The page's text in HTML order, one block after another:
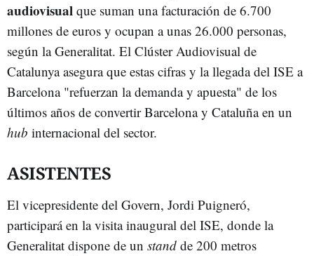
audiovisual que suman una facturación de 6.700
millones de euros y ocupan a unas 26.000 personas,
según la Generalitat. El Clúster Audiovisual de
Catalunya asegura que estas cifras y la llegada del ISE a
Barcelona "refuerzan la demanda y apuesta" de los
últimos años de convertir Barcelona y Cataluña en un
hub internacional del sector.
ASISTENTES
El vicepresidente del Govern, Jordi Puigneró,
participará en la visita inaugural del ISE, donde la
Generalitat dispone de un stand de 200 metros